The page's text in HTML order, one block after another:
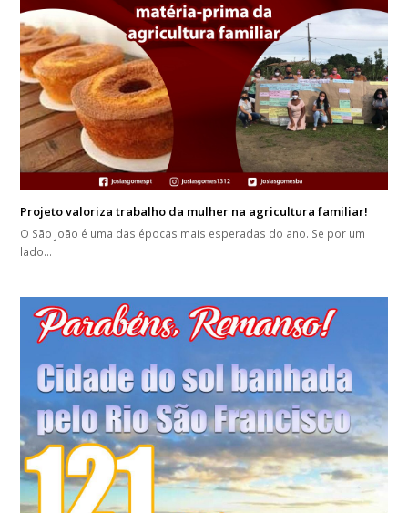
Projeto valoriza trabalho da mulher na agricultura familiar!
O São João é uma das épocas mais esperadas do ano. Se por um
lado…